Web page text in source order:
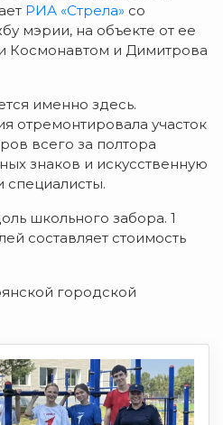
РИА «Стрела» со
мэрии, на объекте от ее
Космонавтом и Димитрова
именно здесь.
отремонтировала участок
всего за полтора
знаков и искусственную
специалисты.
школьного забора. 1
составляет стоимость
городской